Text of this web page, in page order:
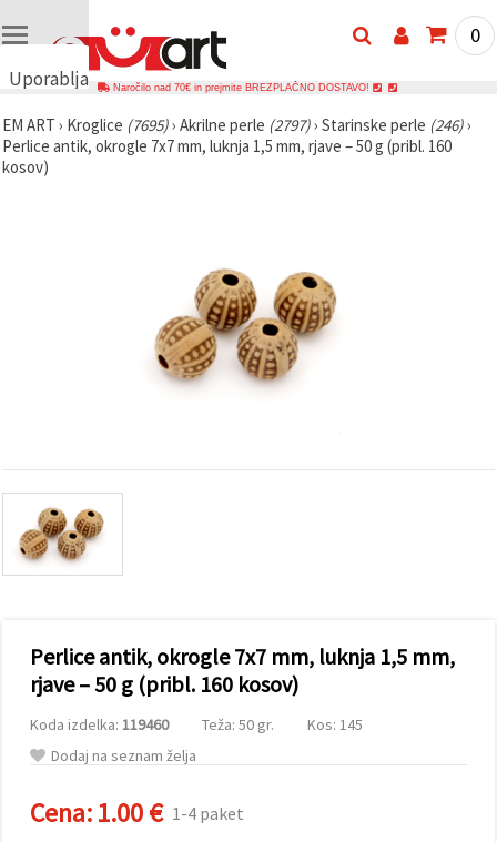
Uporabljamo
🍪
Uporabljamo
piškotke in
prikazujemo
vsebine in
oglase, tudi
s pomočjo
naših
partnerjev
»Sprejmi
vse!« se
lahko
uporabo
vseh
piškotkov.
označite
0
Naročilo nad 70€ in prejmite BREZPLAČNO DOSTAVO!
EM ART › Kroglice (7695)› Akrilne perle (2797)› Starinske perle (246)›
Perlice antik, okrogle 7x7 mm, luknja 1,5 mm, rjave – 50 g (pribl. 160
kosov)
Perlice antik, okrogle 7x7 mm, luknja 1,5 mm,
rjave – 50 g (pribl. 160 kosov)
Koda izdelka: 119460 Teža: 50 gr.
Kos: 145
Dodaj na seznam želja
Cena:1.00 € 1-4 paket